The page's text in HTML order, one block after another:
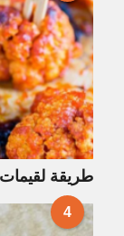
طريقة
4